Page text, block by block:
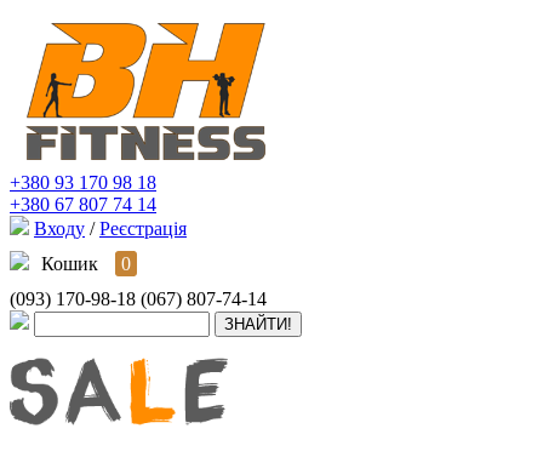
+380 93 170 98 18
+380 67 807 74 14
Входу / Реєстрація
Кошик
0
(093) 170-98-18 (067) 807-74-14